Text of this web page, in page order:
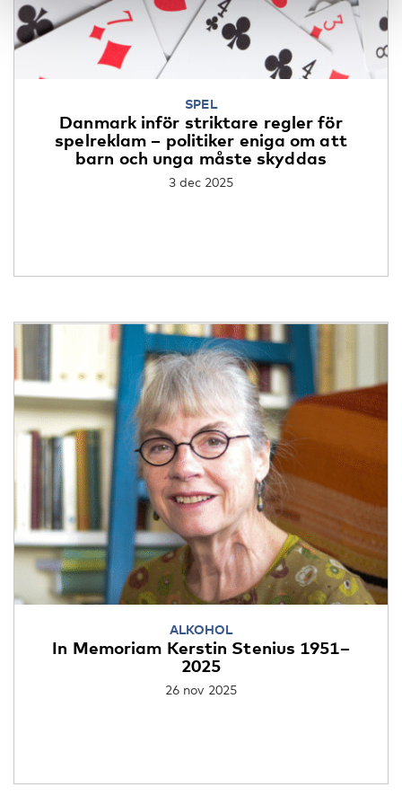
SPEL
Danmark inför striktare regler för
spelreklam – politiker eniga om att
barn och unga måste skyddas
3 dec 2025
ALKOHOL
In Memoriam Kerstin Stenius 1951–
2025
26 nov 2025